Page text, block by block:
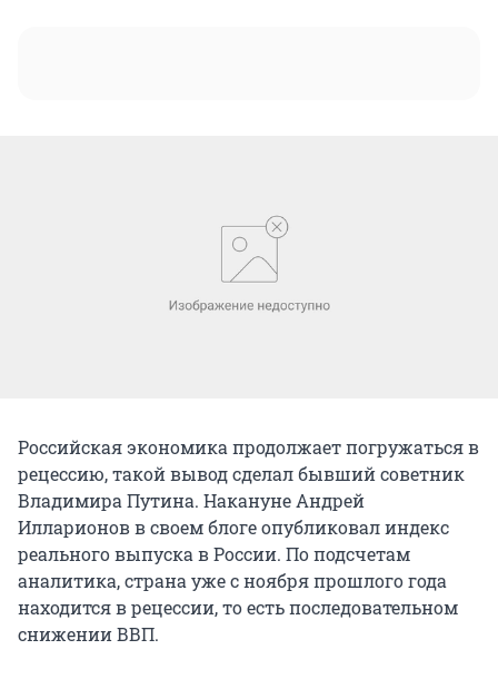
Российская экономика продолжает погружаться в
рецессию, такой вывод сделал бывший советник
Владимира Путина. Накануне Андрей
Илларионов в своем блоге опубликовал индекс
реального выпуска в России. По подсчетам
аналитика, страна уже с ноября прошлого года
находится в рецессии, то есть последовательном
снижении ВВП.